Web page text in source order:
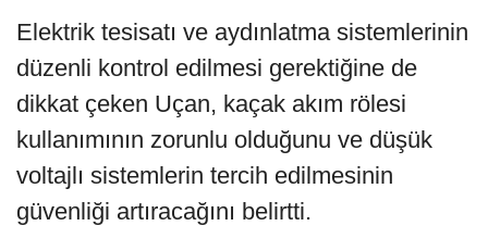
Elektrik tesisatı ve aydınlatma sistemlerinin
düzenli kontrol edilmesi gerektiğine de
dikkat çeken Uçan, kaçak akım rölesi
kullanımının zorunlu olduğunu ve düşük
voltajlı sistemlerin tercih edilmesinin
güvenliği artıracağını belirtti.